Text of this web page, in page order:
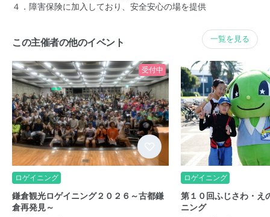
４．障害保険に加入しており、安全安心の場を提供
この主催者の他のイベント 一覧を見る
受付中
ロゲイニング
鎌倉観光ロゲイニング２０２６～古都鎌
倉再発見～
ロゲイニング
第１０回ふじさわ・え
ニング